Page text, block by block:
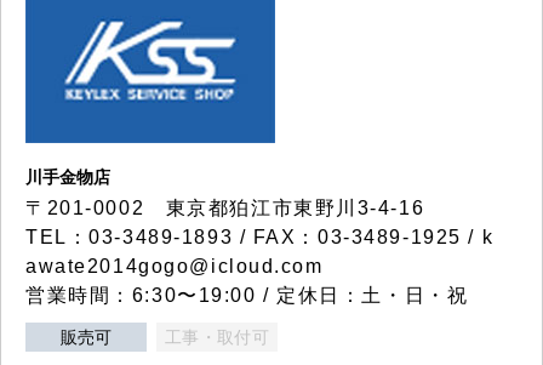
川手金物店
〒201-0002 東京都狛江市東野川3-4-16
TEL：03-3489-1893 / FAX：03-3489-1925 / k
awate2014gogo@icloud.com
営業時間：6:30〜19:00 / 定休日：土・日・祝
販売可 工事・取付可